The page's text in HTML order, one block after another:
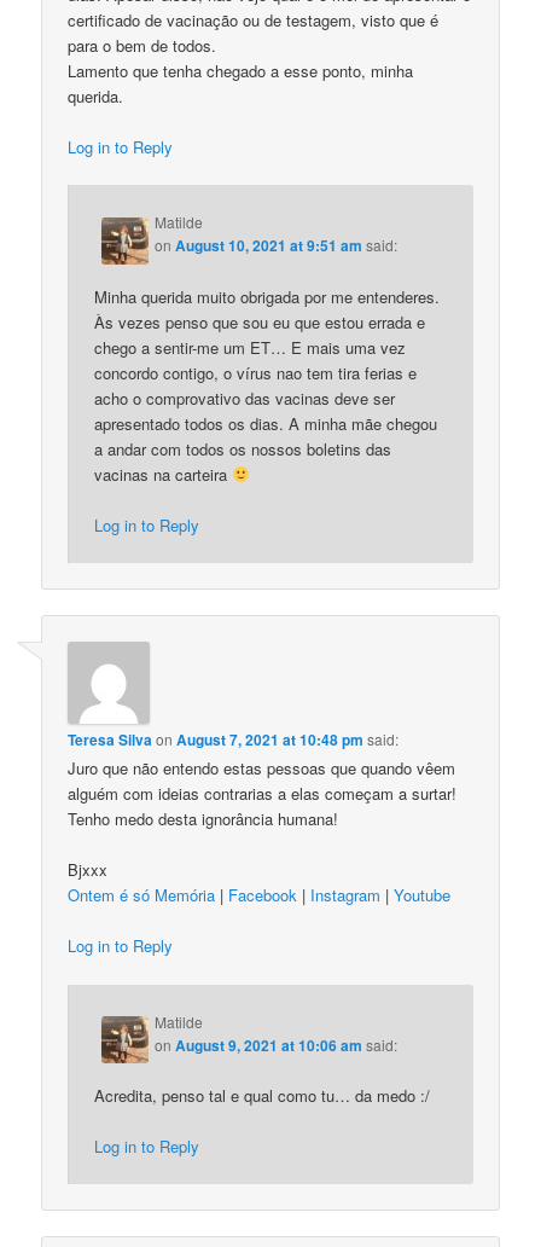
certificado de vacinação ou de testagem, visto que é
para o bem de todos.
Lamento que tenha chegado a esse ponto, minha
querida.
Log in to Reply
Matilde
onAugust 10, 2021 at 9:51 am said:
Minha querida muito obrigada por me entenderes.
Às vezes penso que sou eu que estou errada e
chego a sentir-me um ET… E mais uma vez
concordo contigo, o vírus nao tem tira ferias e
acho o comprovativo das vacinas deve ser
apresentado todos os dias. A minha mãe chegou
a andar com todos os nossos boletins das
vacinas na carteira
Log in to Reply
Teresa SilvaonAugust 7, 2021 at 10:48 pm said:
Juro que não entendo estas pessoas que quando vêem
alguém com ideias contrarias a elas começam a surtar!
Tenho medo desta ignorância humana!
Bjxxx
Ontem é só Memória | Facebook | Instagram |Youtube
Log in to Reply
Matilde
onAugust 9, 2021 at 10:06 am said:
Acredita, penso tal e qual como tu… da medo :/
Log in to Reply